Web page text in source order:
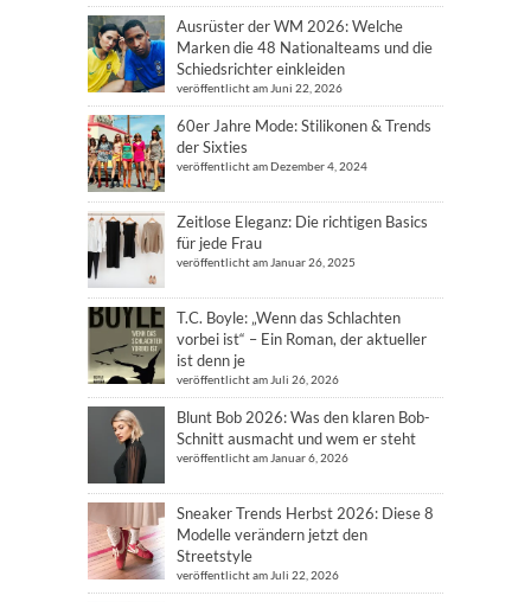
Ausrüster der WM 2026: Welche
Marken die 48 Nationalteams und die
Schiedsrichter einkleiden
veröffentlicht am Juni 22, 2026
60er Jahre Mode: Stilikonen & Trends
der Sixties
veröffentlicht am Dezember 4, 2024
Zeitlose Eleganz: Die richtigen Basics
für jede Frau
veröffentlicht am Januar 26, 2025
T.C. Boyle: „Wenn das Schlachten
vorbei ist“ – Ein Roman, der aktueller
ist denn je
veröffentlicht am Juli 26, 2026
Blunt Bob 2026: Was den klaren Bob-
Schnitt ausmacht und wem er steht
veröffentlicht am Januar 6, 2026
Sneaker Trends Herbst 2026: Diese 8
Modelle verändern jetzt den
Streetstyle
veröffentlicht am Juli 22, 2026